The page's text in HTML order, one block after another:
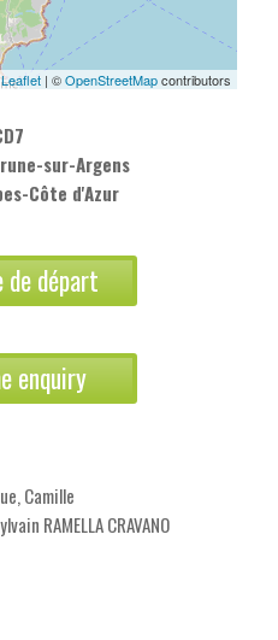
| ©OpenStreetMapcontributors
sur-Argens
Côte d'Azur
de départ
enquiry
Camille
RAMELLA CRAVANO